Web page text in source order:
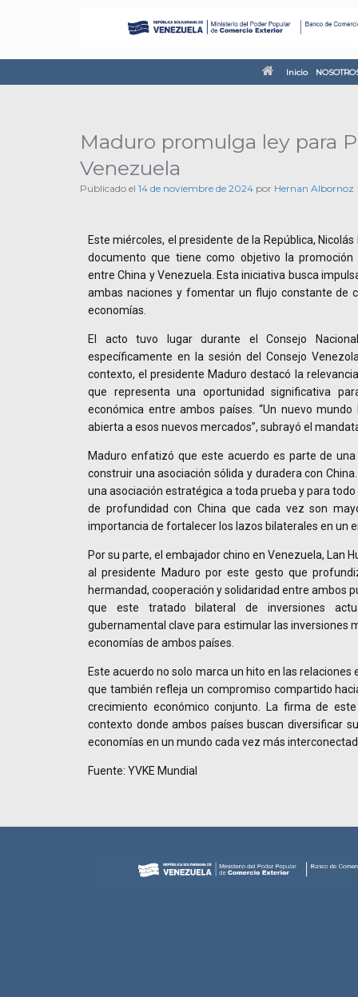
Inicio
Maduro promulga ley para
Venezuela
Publicado el 14 de noviembre de 2024 por Hernan Albornoz
Este miércoles, el presidente de la República,
documento que tiene como objetivo la
entre China y Venezuela. Esta iniciativa busca
ambas naciones y fomentar un flujo constante de
economías.
El acto tuvo lugar durante el Consejo
específicamente en la sesión del Consejo
contexto, el presidente Maduro destacó la
que representa una oportunidad significativa
económica entre ambos países. “Un nuevo
abierta a esos nuevos mercados”, subrayó el
Maduro enfatizó que este acuerdo es parte de
construir una asociación sólida y duradera con
una asociación estratégica a toda prueba y para
de profundidad con China que cada vez son
importancia de fortalecer los lazos bilaterales en un
Por su parte, el embajador chino en Venezuela, Lan
al presidente Maduro por este gesto que
hermandad, cooperación y solidaridad entre ambos
que este tratado bilateral de inversiones
gubernamental clave para estimular las inversiones
economías de ambos países.
Este acuerdo no solo marca un hito en las relaciones
que también refleja un compromiso compartido
crecimiento económico conjunto. La firma de
contexto donde ambos países buscan diversificar
economías en un mundo cada vez más
Fuente: YVKE Mundial